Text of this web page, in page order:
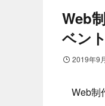
Web
ベン
2019年9
Web制